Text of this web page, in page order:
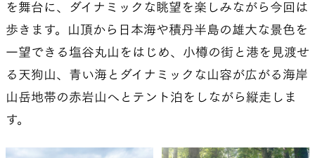
を舞台に、ダイナミックな眺望を楽しみながら今回は
歩きます。山頂から日本海や積丹半島の雄大な景色を
一望できる塩谷丸山をはじめ、小樽の街と港を見渡せ
る天狗山、青い海とダイナミックな山容が広がる海岸
山岳地帯の赤岩山へとテント泊をしながら縦走しま
す。